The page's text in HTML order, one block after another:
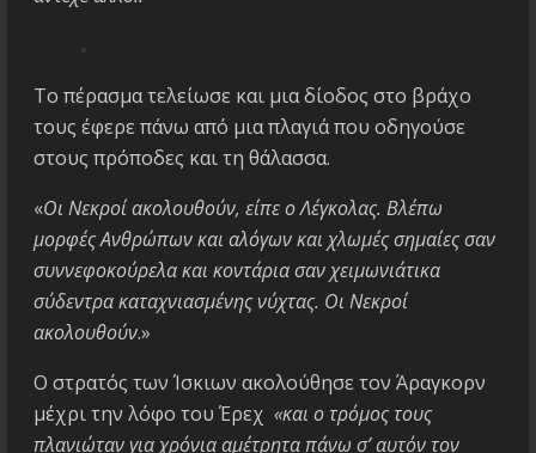
Το πέρασμα τελείωσε και μια δίοδος στο βράχο
τους έφερε πάνω από μια πλαγιά που οδηγούσε
στους πρόποδες και τη θάλασσα.
«Οι Νεκροί ακολουθούν, είπε ο Λέγκολας. Βλέπω
μορφές Ανθρώπων και αλόγων και χλωμές σημαίες σαν
συννεφοκούρελα και κοντάρια σαν χειμωνιάτικα
σύδεντρα καταχνιασμένης νύχτας. Οι Νεκροί
ακολουθούν.»
Ο στρατός των Ίσκιων ακολούθησε τον Άραγκορν
μέχρι την λόφο του Έρεχ «και ο τρόμος τους
πλανιώταν για χρόνια αμέτρητα πάνω σ’ αυτόν τον